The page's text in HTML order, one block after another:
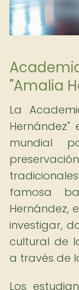
"Amalia
La
Hernández"
mundial
famosa
Hernández,
investigar,
cultural de
a través de
Los